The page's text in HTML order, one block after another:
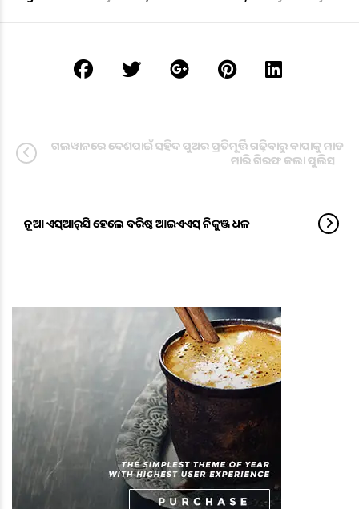
ଗଲୱାନରେ ଦେଶପାଇଁ ସହିଦ ପୁଅର ପ୍ରତିମୂର୍ତ୍ତି ଗଢ଼ିବାରୁ ବାପାକୁ ମାଡ
ମାରି ଗିରଫ କଲା ପୁଲିସ
ନୂଆ ଏସ୍‌ଆର୍‌ସି ହେଲେ ବରିଷ୍ଠ ଆଇଏଏସ୍ ନିକୁଞ୍ଜ ଧଳ